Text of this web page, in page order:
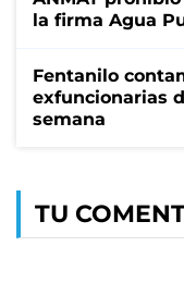
la firma Agua
Fentanilo
exfuncionarias
semana
TU